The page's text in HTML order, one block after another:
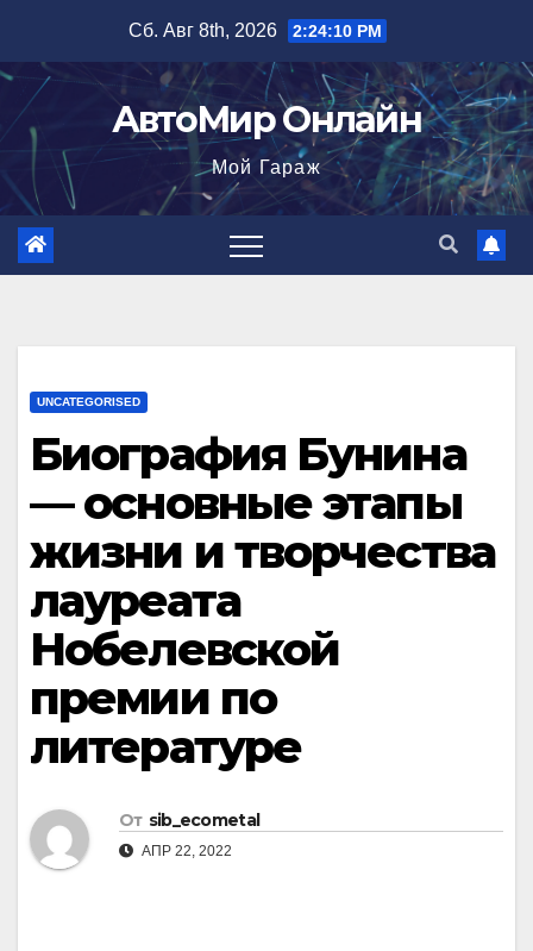
содержимому
Сб. Авг 8th, 2026 2:24:11 PM
АвтоМир Онлайн
Мой Гараж
UNCATEGORISED
Биография Бунина
— основные этапы
жизни и творчества
лауреата
Нобелевской
премии по
литературе
От sib_ecometal
АПР 22, 2022